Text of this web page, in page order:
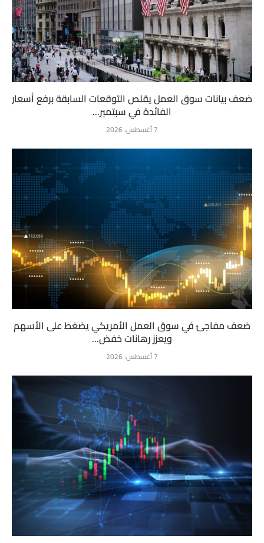
ضعف بيانات سوق العمل يقلص التوقعات السابقة برفع أسعار
الفائدة في سبتمبر...
7 أغسطس، 2026
ضعف مفاجئ في سوق العمل الأمريكي يضغط على الأسهم
ويعزز رهانات خفض...
7 أغسطس، 2026